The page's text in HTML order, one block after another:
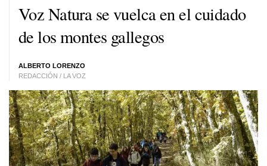
Voz Natura se vuelca en el cuidado
de los montes gallegos
ALBERTO LORENZO
REDACCIÓN / LA VOZ